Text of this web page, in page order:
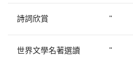
詩詞欣賞 "
世界文學名著選讀 "